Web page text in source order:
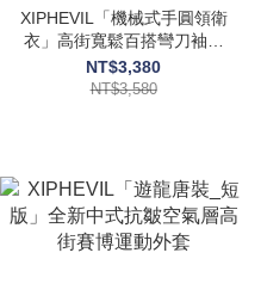
XIPHEVIL「機械式手圓領衛
衣」高街寬鬆百搭彎刀袖內
搭套頭賽博龐克
NT$3,380
NT$3,580